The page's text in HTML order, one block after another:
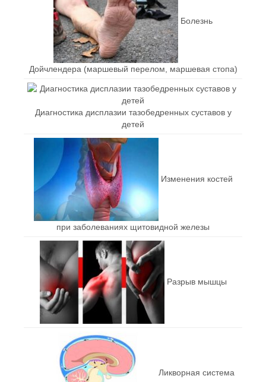
Болезнь
Дойчлендера (маршевый перелом, маршевая стопа)
Диагностика дисплазии тазобедренных суставов у
детей
Изменения костей
при заболеваниях щитовидной железы
Разрыв мышцы
Ликворная система